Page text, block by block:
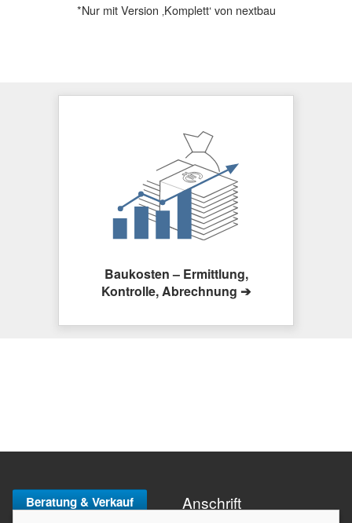
*Nur mit Version ‚Komplett‘ von nextbau
Baukosten – Ermittlung,
Kontrolle, Abrechnung ➔
Beratung & Verkauf Anschrift